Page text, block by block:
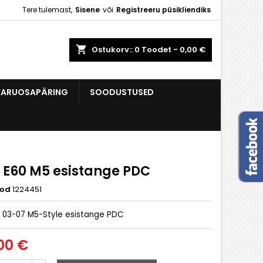
Tere tulemast, Sisene või Registreeru püsikliendiks
shopping_cart Ostukorv:: 0 Toodet - 0,00 €
SOODUSTUSED
E60 M5 esistange PDC
1224451
03-07 M5-Style esistange PDC
€